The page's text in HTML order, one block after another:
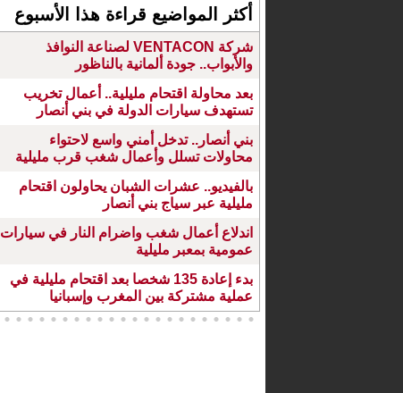
أكثر المواضيع قراءة هذا الأسبوع
شركة VENTACON لصناعة النوافذ
والأبواب.. جودة ألمانية بالناظور
بعد محاولة اقتحام مليلية.. أعمال تخريب
تستهدف سيارات الدولة في بني أنصار
بني أنصار.. تدخل أمني واسع لاحتواء
محاولات تسلل وأعمال شغب قرب مليلية
بالفيديو.. عشرات الشبان يحاولون اقتحام
مليلية عبر سياج بني أنصار
اندلاع أعمال شغب واضرام النار في سيارات
عمومية بمعبر مليلية
بدء إعادة 135 شخصا بعد اقتحام مليلية في
عملية مشتركة بين المغرب وإسبانيا